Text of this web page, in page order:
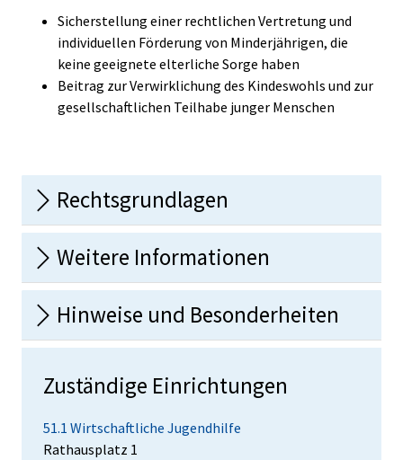
Sicherstellung einer rechtlichen Vertretung und
individuellen Förderung von Minderjährigen, die
keine geeignete elterliche Sorge haben
Beitrag zur Verwirklichung des Kindeswohls und zur
gesellschaftlichen Teilhabe junger Menschen
Rechtsgrundlagen
Weitere Informationen
Hinweise und Besonderheiten
Zuständige Einrichtungen
51.1 Wirtschaftliche Jugendhilfe
Straße:
Rathausplatz Hausnummer:
1